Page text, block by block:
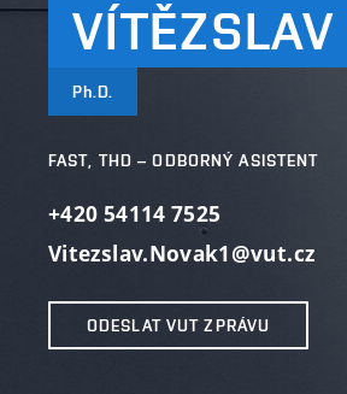
VÍTĚZSLAV
Ph.D.
FAST, THD – ODBORNÝ ASISTENT
+420 54114 7525
Vitezslav.Novak1@vut.cz
ODESLAT VUT ZPRÁVU